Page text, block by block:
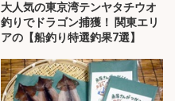
大人気の東京湾テンヤタチウオ
釣りでドラゴン捕獲！ 関東エリ
アの【船釣り特選釣果7選】